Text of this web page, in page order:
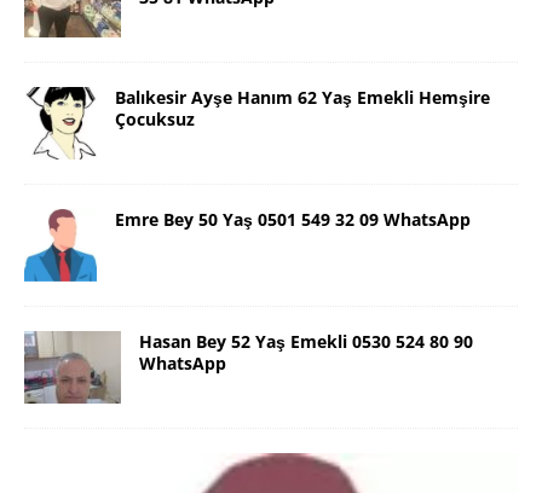
Balıkesir Ayşe Hanım 62 Yaş Emekli Hemşire
Çocuksuz
Emre Bey 50 Yaş 0501 549 32 09 WhatsApp
Hasan Bey 52 Yaş Emekli 0530 524 80 90
WhatsApp